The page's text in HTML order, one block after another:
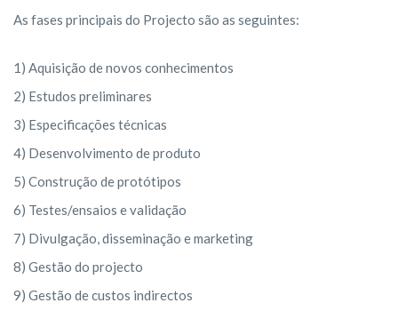
As fases principais do Projecto são as seguintes:
1) Aquisição de novos conhecimentos
2) Estudos preliminares
3) Especificações técnicas
4) Desenvolvimento de produto
5) Construção de protótipos
6) Testes/ensaios e validação
7) Divulgação, disseminação e marketing
8) Gestão do projecto
9) Gestão de custos indirectos